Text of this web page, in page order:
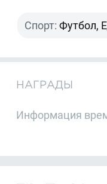
Спорт: Футбол,
НАГРАДЫ
Информация